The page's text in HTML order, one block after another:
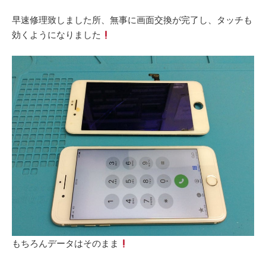
早速修理致しました所、無事に画面交換が完了し、タッチも
効くようになりました
‎もちろんデータはそのまま